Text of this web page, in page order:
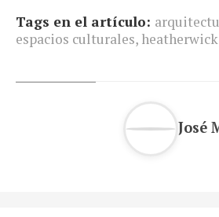
Tags en el artículo:
espacios culturales, heatherwick
José